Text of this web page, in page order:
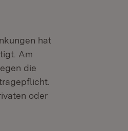
hat
Am
die
oder